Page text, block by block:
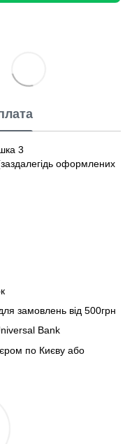
3
оформлених
замовлень від 500грн
Bank
по Києву або